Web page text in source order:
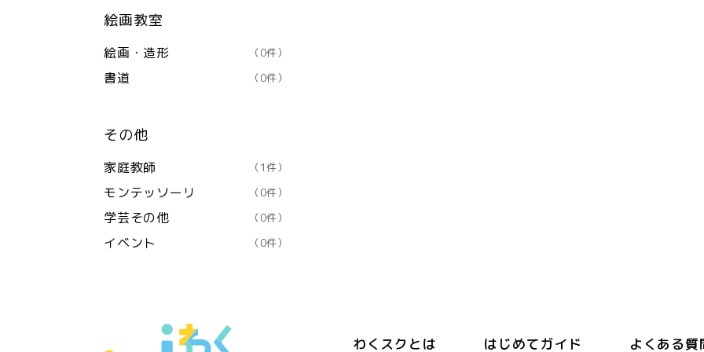
絵画教室
絵画・造形 （0件）
書道 （0件）
その他
家庭教師 （1件）
モンテッソーリ （0件）
学芸その他 （0件）
イベント （0件）
わくスクとは はじめてガイド よくある質